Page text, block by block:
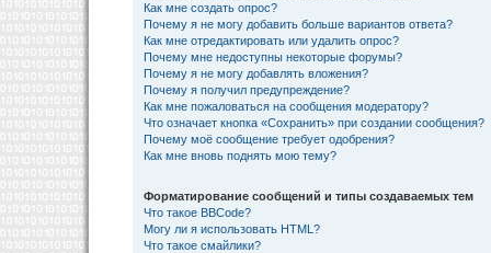
Как мне создать опрос?
Почему я не могу добавить больше вариантов ответа?
Как мне отредактировать или удалить опрос?
Почему мне недоступны некоторые форумы?
Почему я не могу добавлять вложения?
Почему я получил предупреждение?
Как мне пожаловаться на сообщения модератору?
Что означает кнопка «Сохранить» при создании сообщения?
Почему моё сообщение требует одобрения?
Как мне вновь поднять мою тему?
Форматирование сообщений и типы создаваемых тем
Что такое BBCode?
Могу ли я использовать HTML?
Что такое смайлики?